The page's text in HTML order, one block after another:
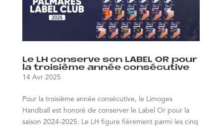
Le LH conserve son LABEL OR pour
la troisième année consécutive
14 Avr 2025
Pour la troisième année consécutive, le Limoges
Handball est honoré de conserver le Label Or pour la
saison 2024-2025. Le LH figure fièrement parmi les cinq